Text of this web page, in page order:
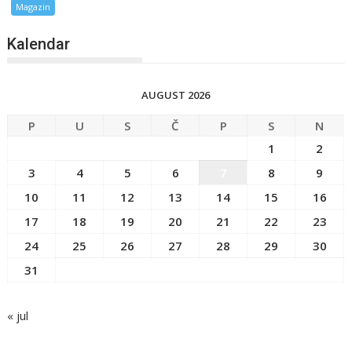
Magazin
Kalendar
AUGUST 2026
P U S Č P S
N
1
2
3
4 5 6 8
9
10
11 12 13 14 15
16
17
18 19 20 21 22
23
24
25 26 27 28 29
30
31
« jul